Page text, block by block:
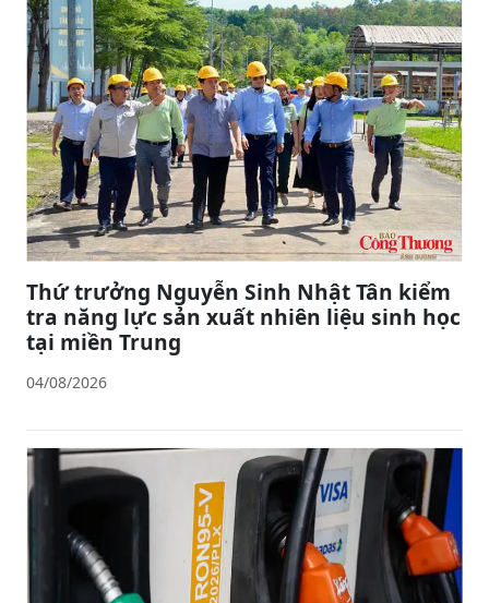
Thứ trưởng Nguyễn Sinh Nhật Tân kiểm
tra năng lực sản xuất nhiên liệu sinh học
tại miền Trung
04/08/2026